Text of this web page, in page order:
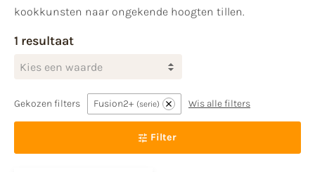
kookkunsten naar ongekende hoogten tillen.
1 resultaat
Kies een waarde
Gekozen filters Fusion2+ serie Wis alle filters
Filter